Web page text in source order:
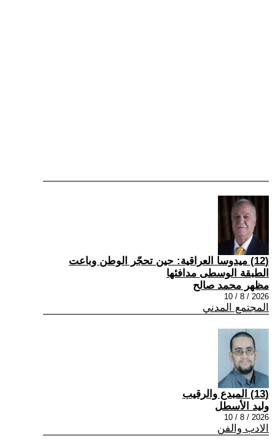
(12) ميدوسا العراقية: حين تحجّر الوطن وباعت
الطبقة الوسطى مدافئها
مظهر محمد صالح
2026 / 8 / 10
المجتمع المدني
(13) المبدع والرقيب
وليد الأسطل
2026 / 8 / 10
الادب والفن